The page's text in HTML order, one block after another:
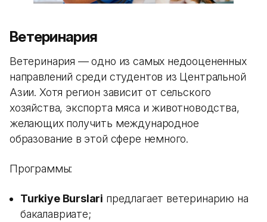
Ветеринария
Ветеринария — одно из самых недооцененных
направлений среди студентов из Центральной
Азии. Хотя регион зависит от сельского
хозяйства, экспорта мяса и животноводства,
желающих получить международное
образование в этой сфере немного.
Программы:
Turkiye Burslari предлагает ветеринарию на
бакалавриате;